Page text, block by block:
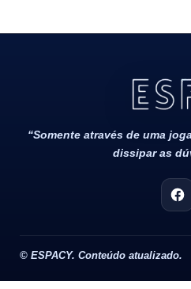
Todos Os Direitos Reservados
“Somente através de uma
dissipar as
© ESPACY. Conteúdo atualizado.